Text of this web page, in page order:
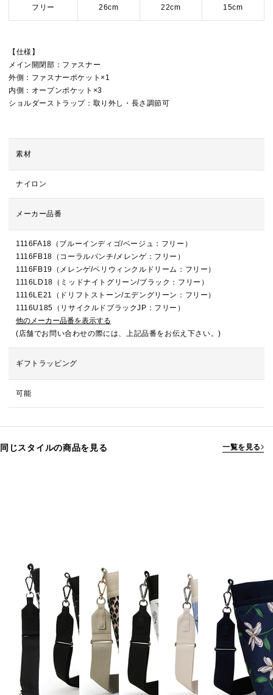
フリー 26cm 22cm 15cm
【仕様】
メイン開閉部：ファスナー
外側：ファスナーポケット×1
内側：オープンポケット×3
ショルダーストラップ：取り外し・長さ調節可
素材
ナイロン
メーカー品番
1116FA18（ブルーインディゴ/ベージュ：フリー）
1116FB18（コーラルパンチ/メレンゲ：フリー）
1116FB19（メレンゲ/ペリウィンクルドリーム：フリー）
1116LD18（ミッドナイトグリーン/ブラック：フリー）
1116LE21（ドリフトストーン/エデングリーン：フリー）
1116U185（リサイクルドブラックJP：フリー）
他のメーカー品番を表示する
(店舗でお問い合わせの際には、上記品番をお伝え下さい。)
ギフトラッピング
可能
同じスタイルの商品を見る 一覧を見る